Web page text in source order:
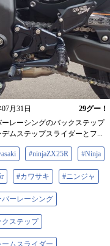
月31日 29グー！
ーレーシングのバックステップ
デムステップスライダーとフ...
#ninjaZX25R #Ninja
#カワサキ #ニンジャ
バーレーシング
クステップ
ームスライダー